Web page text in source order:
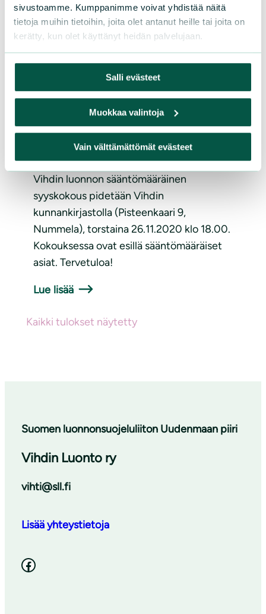
sivustoamme. Kumppanimme voivat yhdistää näitä
tietoja muihin tietoihin, joita olet antanut heille tai joita on
kerätty, kun olet käyttänyt heidän palvelujaan.
Salli evästeet
Muokkaa valintoja
Vain välttämättömät evästeet
Syyskokous 26.11.2020
Vihdin luonnon sääntömääräinen
syyskokous pidetään Vihdin
kunnankirjastolla (Pisteenkaari 9,
Nummela), torstaina 26.11.2020 klo 18.00.
Kokouksessa ovat esillä sääntömääräiset
asiat. Tervetuloa!
Lue lisää
Kaikki tulokset näytetty
Suomen luonnonsuojeluliiton Uudenmaan piiri
Vihdin Luonto ry
vihti@sll.fi
Lisää yhteystietoja
Facebook